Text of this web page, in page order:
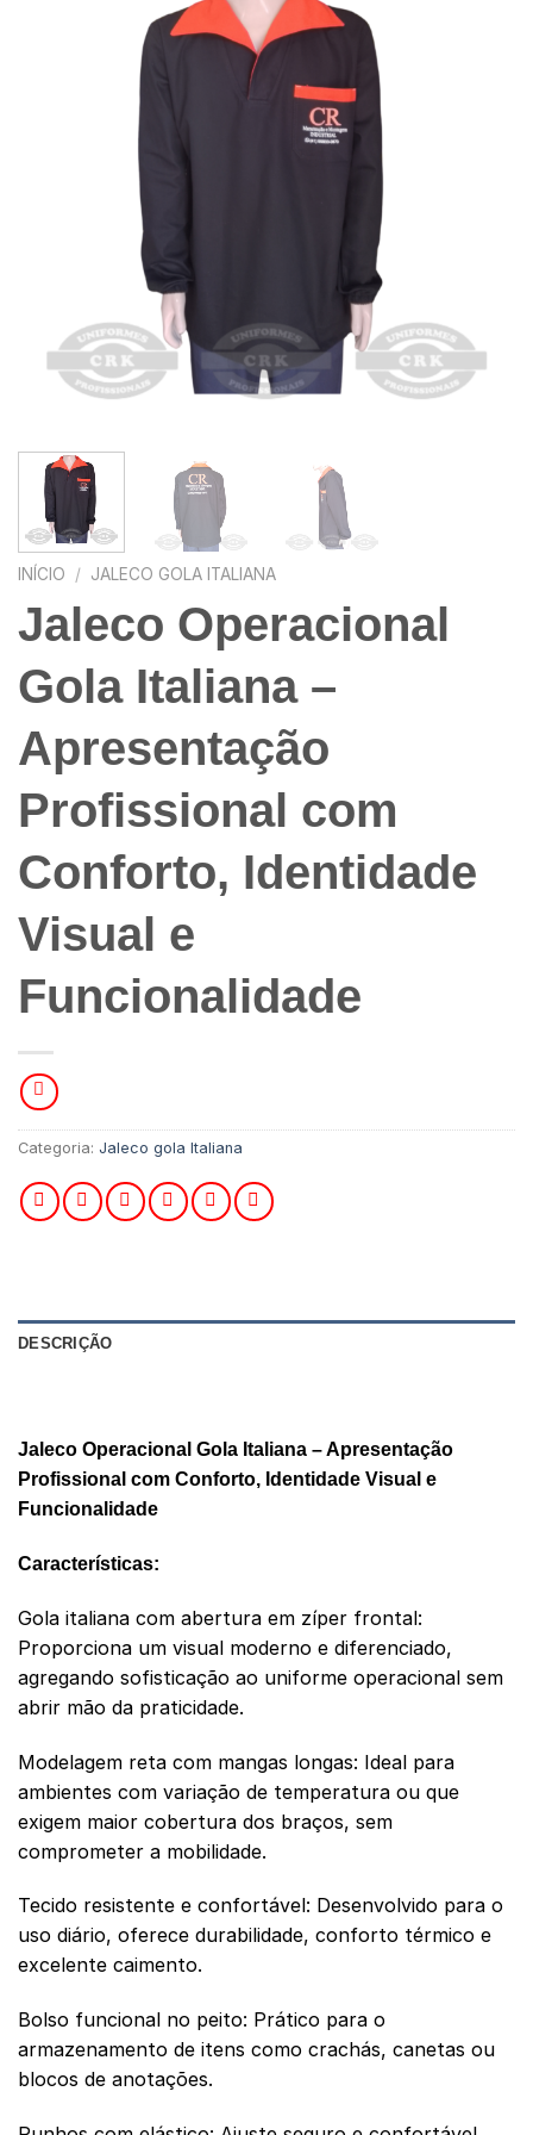
INÍCIO / JALECO GOLA ITALIANA
Jaleco Operacional
Gola Italiana –
Apresentação
Profissional com
Conforto, Identidade
Visual e
Funcionalidade
Categoria: Jaleco gola Italiana
DESCRIÇÃO
Jaleco Operacional Gola Italiana – Apresentação
Profissional com Conforto, Identidade Visual e
Funcionalidade
Características:
Gola italiana com abertura em zíper frontal:
Proporciona um visual moderno e diferenciado,
agregando sofisticação ao uniforme operacional sem
abrir mão da praticidade.
Modelagem reta com mangas longas: Ideal para
ambientes com variação de temperatura ou que
exigem maior cobertura dos braços, sem
comprometer a mobilidade.
Tecido resistente e confortável: Desenvolvido para o
uso diário, oferece durabilidade, conforto térmico e
excelente caimento.
Bolso funcional no peito: Prático para o
armazenamento de itens como crachás, canetas ou
blocos de anotações.